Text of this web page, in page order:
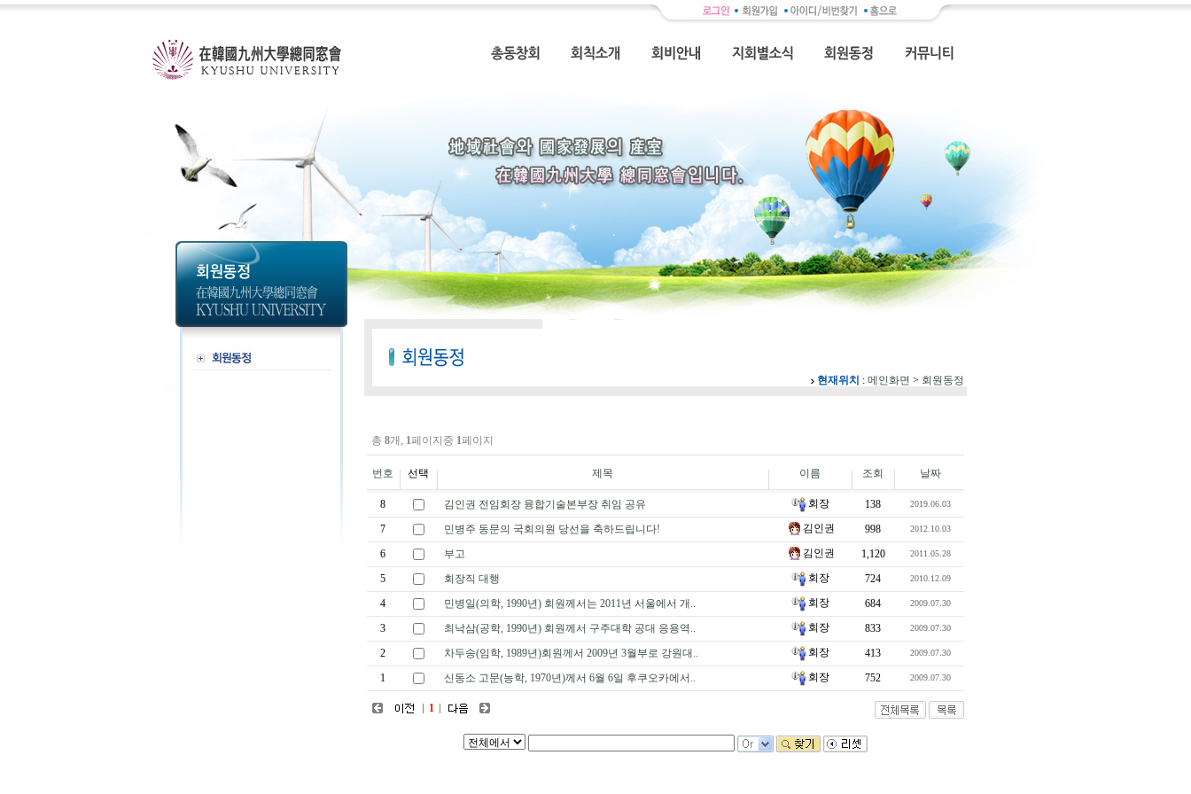
현재위치 : 메인화면 > 회원동정
총 8개, 1페이지중 1페이지
번호 선택 제목 이름 조회 날짜
8 김인권 전임회장 융합기술본부장 취임 공유 회장 138 2019.06.03
7 민병주 동문의 국회의원 당선을 축하드립니다! 김인권 998 2012.10.03
6 부고 김인권 1,120 2011.05.28
5 회장직 대행 회장 724 2010.12.09
4 민병일(의학, 1990년) 회원께서는 2011년 서울에서 개.. 회장 684 2009.07.30
3 최낙삼(공학, 1990년) 회원께서 구주대학 공대 응용역.. 회장 833 2009.07.30
2 차두송(임학, 1989년)회원께서 2009년 3월부로 강원대.. 회장 413 2009.07.30
1 신동소 고문(농학, 1970년)께서 6월 6일 후쿠오카에서.. 회장 752 2009.07.30
1